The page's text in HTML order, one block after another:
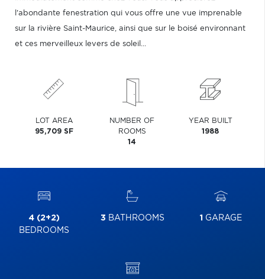
l'abondante fenestration qui vous offre une vue imprenable
sur la rivière Saint-Maurice, ainsi que sur le boisé environnant
et ces merveilleux levers de soleil...
LOT AREA
95,709 SF
NUMBER OF
ROOMS
14
YEAR BUILT
1988
4 (2+2)
BEDROOMS
3 BATHROOMS 1 GARAGE